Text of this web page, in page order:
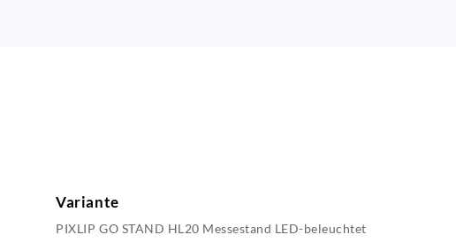
Variante
PIXLIP GO STAND HL20 Messestand LED-beleuchtet